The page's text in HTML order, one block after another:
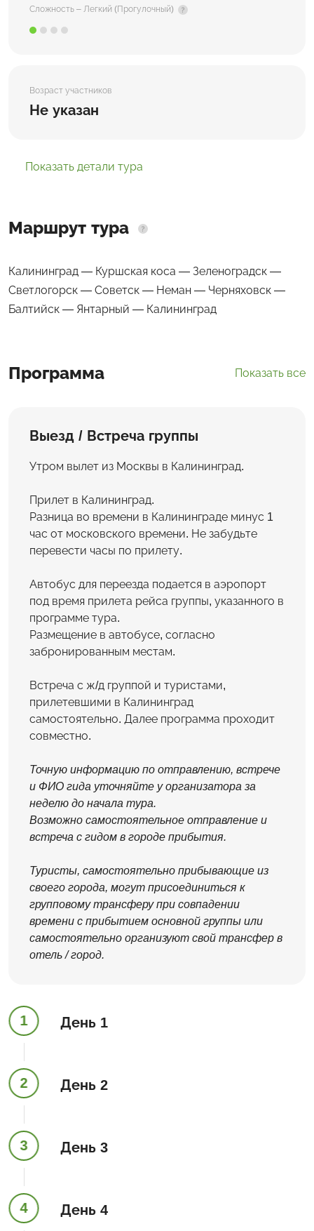
Сложность – Легкий (Прогулочный)
Возраст участников
Не указан
Показать детали тура
Маршрут тура
Калининград — Куршская коса — Зеленоградск —
Светлогорск — Советск — Неман — Черняховск —
Балтийск — Янтарный — Калининград
Программа Показать все
Выезд / Встреча группы
Утром вылет из Москвы в Калининград.
Прилет в Калининград.
Разница во времени в Калининграде минус 1
час от московского времени. Не забудьте
перевести часы по прилету.
Автобус для переезда подается в аэропорт
под время прилета рейса группы, указанного в
программе тура.
Размещение в автобусе, согласно
забронированным местам.
Встреча с ж/д группой и туристами,
прилетевшими в Калининград
самостоятельно. Далее программа проходит
совместно.
Точную информацию по отправлению, встрече
и ФИО гида уточняйте у организатора за
неделю до начала тура.
Возможно самостоятельное отправление и
встреча с гидом в городе прибытия.
Туристы, самостоятельно прибывающие из
своего города, могут присоединиться к
групповому трансферу при совпадении
времени с прибытием основной группы или
самостоятельно организуют свой трансфер в
отель / город.
1 День 1
2 День 2
3 День 3
4 День 4